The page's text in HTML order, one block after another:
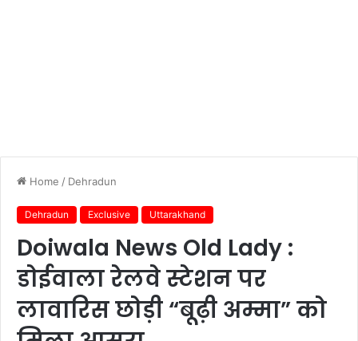
Home / Dehradun
Dehradun Exclusive Uttarakhand
Doiwala News Old Lady :
डोईवाला रेलवे स्टेशन पर
लावारिस छोड़ी “बूढ़ी अम्मा” को